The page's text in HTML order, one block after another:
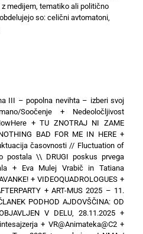
medijem, tematiko ali politično
so: celični avtomatoni,
III – popolna nevihta – izberi svoj
Soočenje + Nedeoločljivost
+TU ZNOTRAJ NI ZAME
BAD FOR ME IN HERE+
časovnosti // Fluctuation of
postala \\ DRUGI poskus prvega
+ Eva Mulej Vrabič in Tatiana
+ VIDEOQUADROLOGUES +
+ART-MUS 2025 – 11.
PODHOD AJDOVŠČINA: OD
V DELU, 28.11.2025+
+ VR@Animateka@C2+